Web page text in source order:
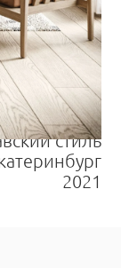
проект
Баня
65 м2
стиль
2021